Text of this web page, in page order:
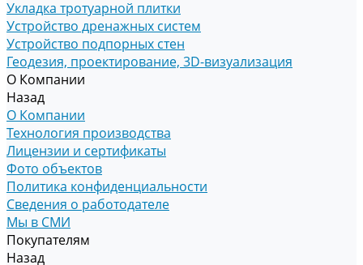
Укладка тротуарной плитки
Устройство дренажных систем
Устройство подпорных стен
Геодезия, проектирование, 3D-визуализация
О Компании
Назад
О Компании
Технология производства
Лицензии и сертификаты
Фото объектов
Политика конфиденциальности
Сведения о работодателе
Мы в СМИ
Покупателям
Назад